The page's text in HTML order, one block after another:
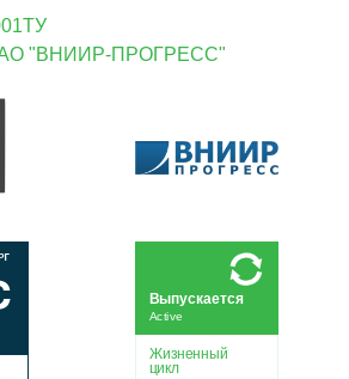
"ВНИИР-ПРОГРЕСС"
Жизненный
цикл
Active
Выпускается